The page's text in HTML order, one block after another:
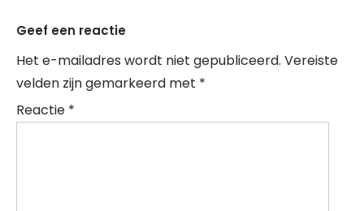
Geef een reactie
Het e-mailadres wordt niet gepubliceerd. Vereiste
velden zijn gemarkeerd met *
Reactie *